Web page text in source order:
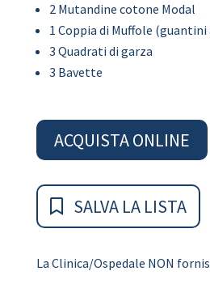
2 Mutandine cotone Modal
1 Coppia di Muffole
3 Quadrati di garza
3 Bavette
ACQUISTA ONLINE
SALVA LA LISTA
La Clinica/Ospedale NON